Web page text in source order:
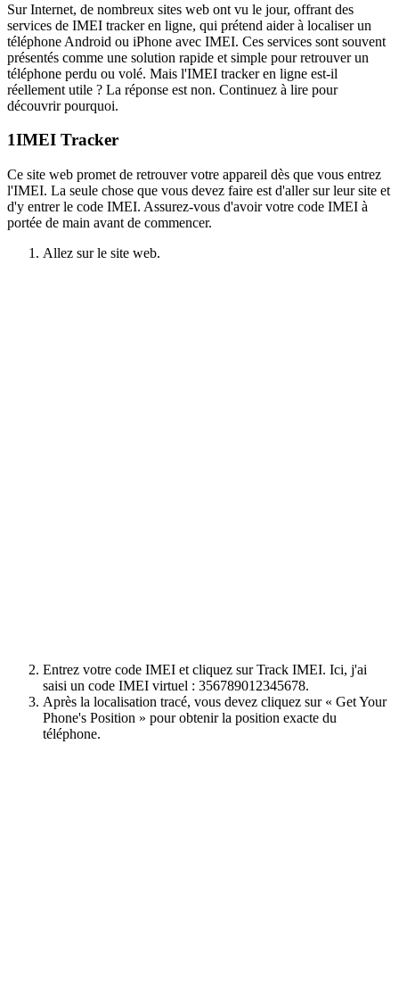
Sur Internet, de nombreux sites web ont vu le jour, offrant des
services de IMEI tracker en ligne, qui prétend aider à localiser un
téléphone Android ou iPhone avec IMEI. Ces services sont souvent
présentés comme une solution rapide et simple pour retrouver un
téléphone perdu ou volé. Mais l'IMEI tracker en ligne est-il
réellement utile ? La réponse est non. Continuez à lire pour
découvrir pourquoi.
1IMEI Tracker
Ce site web promet de retrouver votre appareil dès que vous entrez
l'IMEI. La seule chose que vous devez faire est d'aller sur leur site et
d'y entrer le code IMEI. Assurez-vous d'avoir votre code IMEI à
portée de main avant de commencer.
Allez sur le site web.
Entrez votre code IMEI et cliquez sur Track IMEI. Ici, j'ai
saisi un code IMEI virtuel : 356789012345678.
Après la localisation tracé, vous devez cliquez sur « Get Your
Phone's Position » pour obtenir la position exacte du
téléphone.